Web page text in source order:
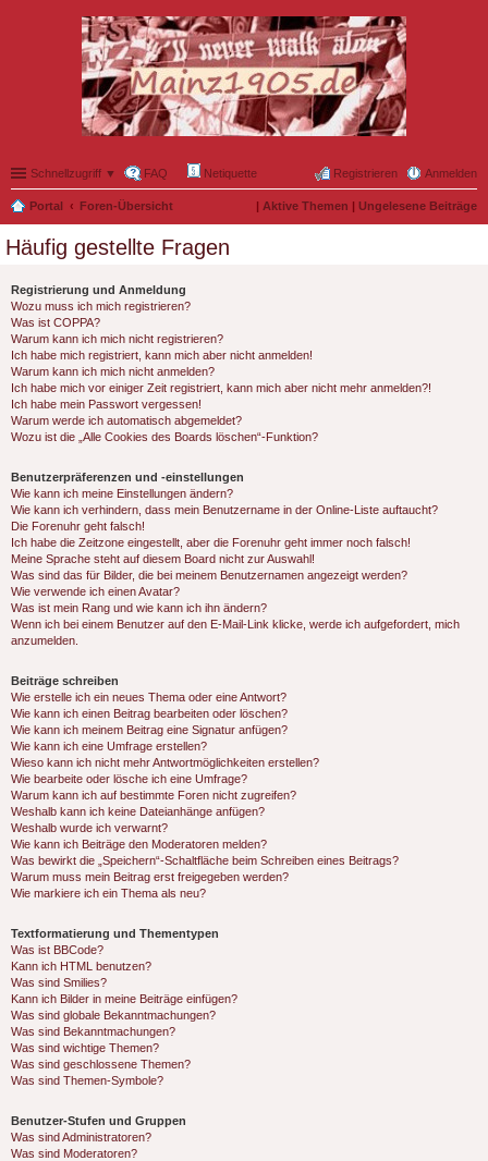
Schnellzugriff ▼ FAQ Netiquette Anmelden
Registrieren
Portal Foren-Übersicht | Aktive Themen | Ungelesene Beiträge
Häufig gestellte Fragen
Registrierung und Anmeldung
Wozu muss ich mich registrieren?
Was ist COPPA?
Warum kann ich mich nicht registrieren?
Ich habe mich registriert, kann mich aber nicht anmelden!
Warum kann ich mich nicht anmelden?
Ich habe mich vor einiger Zeit registriert, kann mich aber nicht mehr anmelden?!
Ich habe mein Passwort vergessen!
Warum werde ich automatisch abgemeldet?
Wozu ist die „Alle Cookies des Boards löschen“-Funktion?
Benutzerpräferenzen und -einstellungen
Wie kann ich meine Einstellungen ändern?
Wie kann ich verhindern, dass mein Benutzername in der Online-Liste auftaucht?
Die Forenuhr geht falsch!
Ich habe die Zeitzone eingestellt, aber die Forenuhr geht immer noch falsch!
Meine Sprache steht auf diesem Board nicht zur Auswahl!
Was sind das für Bilder, die bei meinem Benutzernamen angezeigt werden?
Wie verwende ich einen Avatar?
Was ist mein Rang und wie kann ich ihn ändern?
Wenn ich bei einem Benutzer auf den E-Mail-Link klicke, werde ich aufgefordert, mich
anzumelden.
Beiträge schreiben
Wie erstelle ich ein neues Thema oder eine Antwort?
Wie kann ich einen Beitrag bearbeiten oder löschen?
Wie kann ich meinem Beitrag eine Signatur anfügen?
Wie kann ich eine Umfrage erstellen?
Wieso kann ich nicht mehr Antwortmöglichkeiten erstellen?
Wie bearbeite oder lösche ich eine Umfrage?
Warum kann ich auf bestimmte Foren nicht zugreifen?
Weshalb kann ich keine Dateianhänge anfügen?
Weshalb wurde ich verwarnt?
Wie kann ich Beiträge den Moderatoren melden?
Was bewirkt die „Speichern“-Schaltfläche beim Schreiben eines Beitrags?
Warum muss mein Beitrag erst freigegeben werden?
Wie markiere ich ein Thema als neu?
Textformatierung und Thementypen
Was ist BBCode?
Kann ich HTML benutzen?
Was sind Smilies?
Kann ich Bilder in meine Beiträge einfügen?
Was sind globale Bekanntmachungen?
Was sind Bekanntmachungen?
Was sind wichtige Themen?
Was sind geschlossene Themen?
Was sind Themen-Symbole?
Benutzer-Stufen und Gruppen
Was sind Administratoren?
Was sind Moderatoren?